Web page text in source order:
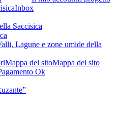
Inbox
Saccisica
Lagune e zone umide della
Mappa del sitoMappa del sito
Ok